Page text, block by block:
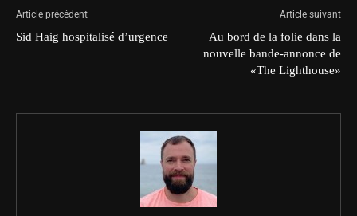
Article précédent
Sid Haig hospitalisé d’urgence
Article suivant
Au bord de la folie dans la
nouvelle bande-annonce de
«The Lighthouse»